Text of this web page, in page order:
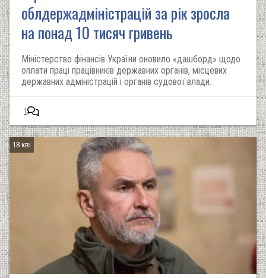
облдержадміністрацій за рік зросла
на понад 10 тисяч гривень
Міністерство фінансів України оновило «дашборд» щодо
оплати праці працівників державних органів, місцевих
державних адміністрацій і органів судової влади.
1
18 кві